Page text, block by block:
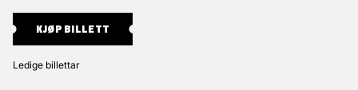
KJØP BILLETT
Ledige billettar